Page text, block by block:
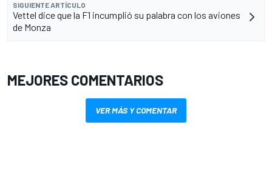
SIGUIENTE ARTÍCULO
Vettel dice que la F1 incumplió su palabra con los aviones
de Monza
MEJORES COMENTARIOS
VER MÁS Y COMENTAR